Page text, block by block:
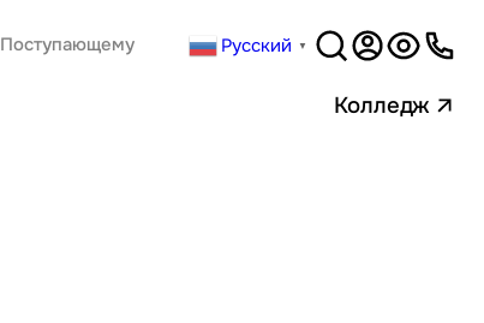
Поступающему Русский ▼
Версия
для
Колледж